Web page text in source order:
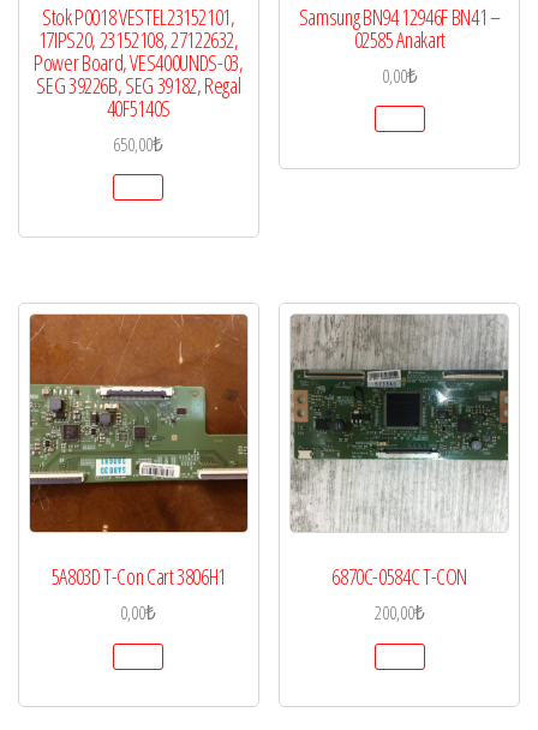
Stok P0018 VESTEL23152101,
17IPS20, 23152108, 27122632,
Power Board, VES400UNDS-03,
SEG 39226B, SEG 39182, Regal
40F5140S
650,00₺
Samsung BN94 12946F BN41 –
02585 Anakart
0,00₺
5A803D T-Con Cart 3806H1
0,00₺
6870C-0584C T-CON
200,00₺